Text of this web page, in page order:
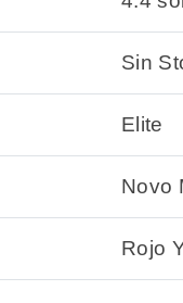
Sin
Elite
Novo
Rojo